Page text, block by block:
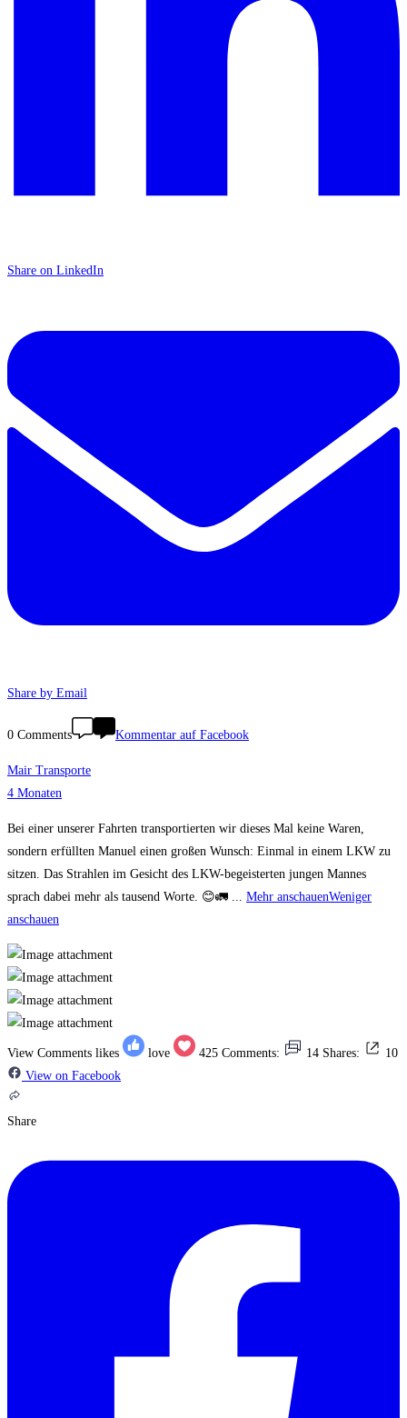
Share on LinkedIn
Share by Email
0 Comments Kommentar auf Facebook
Mair Transporte
4 Monaten
Bei einer unserer Fahrten transportierten wir dieses Mal keine Waren,
sondern erfüllten Manuel einen großen Wunsch: Einmal in einem LKW zu
sitzen. Das Strahlen im Gesicht des LKW-begeisterten jungen Mannes
sprach dabei mehr als tausend Worte. 😊🚛
Mehr anschauenWeniger
anschauen
View Comments likes love 425 Comments: 14 Shares:
10
View on Facebook
Share